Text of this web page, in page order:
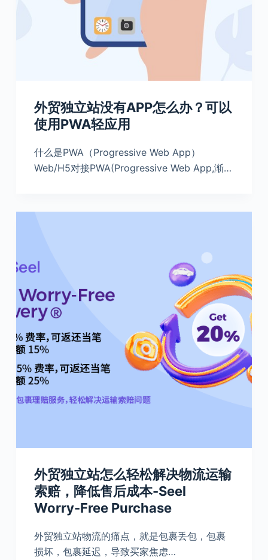
外贸独立站没有APP怎么办？可以
使用PWA轻应用
什么是PWA（Progressive Web App）
Web/H5对接PWA(Progressive Web App,渐…
外贸独立站怎么轻松解决物流运输
索赔，降低售后成本-Seel
Worry-Free Purchase
外贸独立站物流的痛点，就是包裹丢包，包裹
损坏，包裹延迟，导致买家焦虑…